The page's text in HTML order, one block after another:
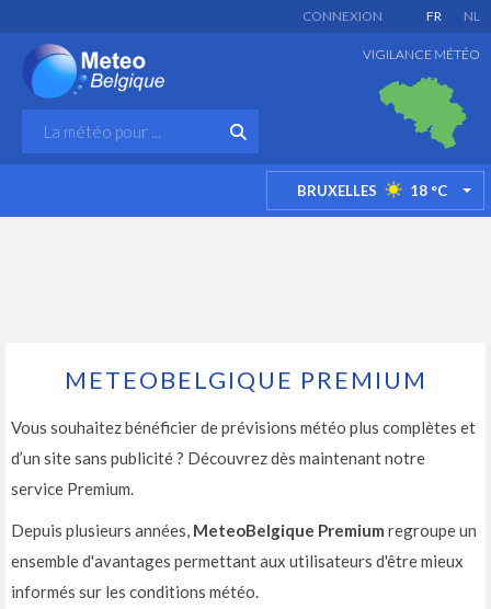
FR NL
CONNEXION
VIGILANCE MÉTÉO
BRUXELLES 18 °C
METEOBELGIQUE PREMIUM
Vous souhaitez bénéficier de prévisions météo plus complètes et
d’un site sans publicité ? Découvrez dès maintenant notre
service Premium.
Depuis plusieurs années, MeteoBelgique Premium regroupe un
ensemble d'avantages permettant aux utilisateurs d'être mieux
informés sur les conditions météo.